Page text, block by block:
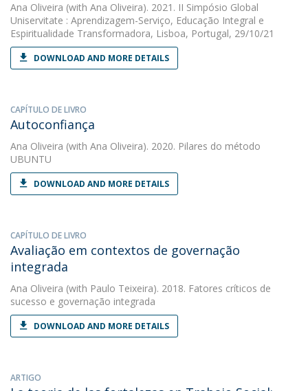
Ana Oliveira (with Ana Oliveira). 2021. II Simpósio Global
Uniservitate : Aprendizagem-Serviço, Educação Integral e
Espiritualidade Transformadora, Lisboa, Portugal, 29/10/21
DOWNLOAD AND MORE DETAILS
CAPÍTULO DE LIVRO
Autoconfiança
Ana Oliveira (with Ana Oliveira). 2020. Pilares do método
UBUNTU
DOWNLOAD AND MORE DETAILS
CAPÍTULO DE LIVRO
Avaliação em contextos de governação
integrada
Ana Oliveira (with Paulo Teixeira). 2018. Fatores críticos de
sucesso e governação integrada
DOWNLOAD AND MORE DETAILS
ARTIGO